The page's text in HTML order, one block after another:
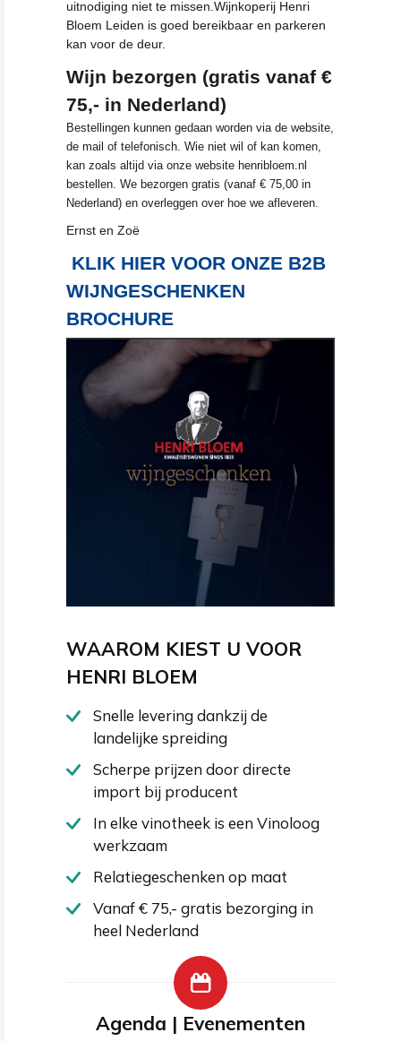
uitnodiging niet te missen.Wijnkoperij Henri
Bloem Leiden is goed bereikbaar en parkeren
kan voor de deur.
Wijn bezorgen (gratis vanaf €
75,- in Nederland)
Bestellingen kunnen gedaan worden via de website,
de mail of telefonisch. Wie niet wil of kan komen,
kan zoals altijd via onze website henribloem.nl
bestellen. We bezorgen gratis (vanaf € 75,00 in
Nederland) en overleggen over hoe we afleveren.
Ernst en Zoë
KLIK HIER VOOR ONZE B2B
WIJNGESCHENKEN
BROCHURE
WAAROM KIEST U VOOR
HENRI BLOEM
Snelle levering dankzij de
landelijke spreiding
Scherpe prijzen door directe
import bij producent
In elke vinotheek is een Vinoloog
werkzaam
Relatiegeschenken op maat
Vanaf € 75,- gratis bezorging in
heel Nederland
Agenda | Evenementen